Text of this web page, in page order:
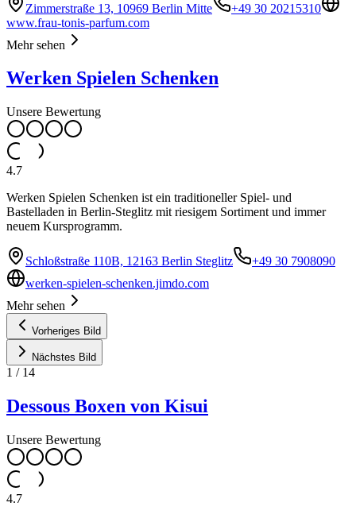
Zimmerstraße 13, 10969 Berlin Mitte
+49 30 20215310
www.frau-tonis-parfum.com
Mehr sehen
Werken Spielen Schenken
Unsere Bewertung
4.7
Werken Spielen Schenken ist ein traditioneller Spiel- und
Bastelladen in Berlin-Steglitz mit riesigem Sortiment und immer
neuem Kursprogramm.
Schloßstraße 110B, 12163 Berlin Steglitz
+49 30 7908090
werken-spielen-schenken.jimdo.com
Mehr sehen
Vorheriges Bild
Nächstes Bild
1 / 14
Dessous Boxen von Kisui
Unsere Bewertung
4.7